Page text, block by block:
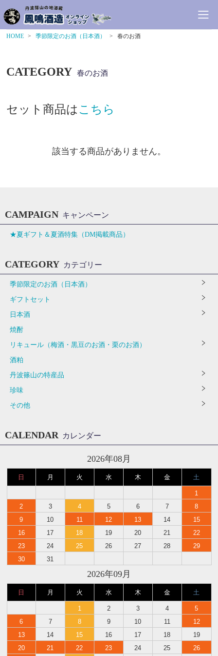
HOME 季節限定のお酒（日本酒） 春のお酒
CATEGORY 春のお酒
セット商品はこちら
該当する商品がありません。
CAMPAIGN キャンペーン
★夏ギフト＆夏酒特集（DM掲載商品）
CATEGORY カテゴリー
季節限定のお酒（日本酒）
ギフトセット
日本酒
焼酎
リキュール（梅酒・黒豆のお酒・栗のお酒）
酒粕
丹波篠山の特産品
珍味
その他
CALENDAR カレンダー
2026年08月
日 月 火 水 木 金 土
1
2
3 4 5 6 7
8
9
10 11 12 13 14
15
16
17 18 19 20 21
22
23
24 25 26 27 28
29
30
31
2026年09月
日 月 火 水 木 金 土
1 2 3 4
5
6
7 8 9 10 11
12
13
14 15 16 17 18
19
20
21 22 23 24 25 26